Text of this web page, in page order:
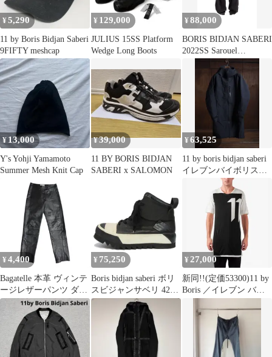
¥5,290
11 by Boris Bidjan Saberi
9FIFTY meshcap
¥ 129,000
JULIUS 15SS Platform
Wedge Long Boots
¥88,000
BORIS BIDJAN SABERI
2022SS Sarouel
sweatpants ボリスビジャ
ンサベリ 22SS アーカ
イブ サルエル スウェッ
トパンツ
¥ 13,000
Y's Yohji Yamamoto
Summer Mesh Knit Cap
¥39,000
11 BY BORIS BIDJAN
SABERI x SALOMON
¥63,525
11 by boris bidjan saberi
イレブンバイボリスビ
¥ 4,400
Bagatelle 本革 ヴィンテ
ージレザーパンツ ダー
クウェア アーカイブ
¥ 75,250
Boris bidjan saberi ボリ
スビジャンサベリ 42
LEATHER SNEAKER
HI BAMBA2 16SS バン
バ ハイカット シャーク
ソール ブラック 黒
18002168
¥27,000
新同!!(定価53300)11 by
Boris ／イレブン バ